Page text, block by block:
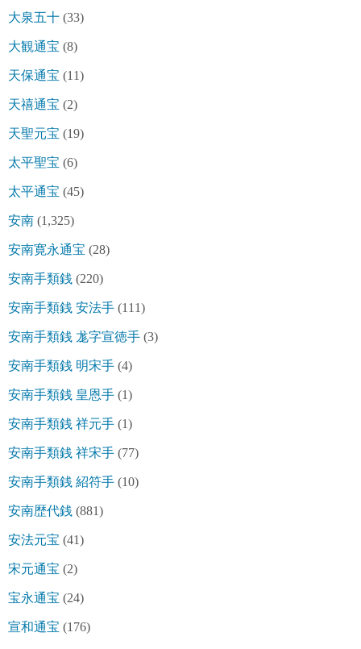
大泉五十 (33)
大観通宝 (8)
天保通宝 (11)
天禧通宝 (2)
天聖元宝 (19)
太平聖宝 (6)
太平通宝 (45)
安南 (1,325)
安南寛永通宝 (28)
安南手類銭 (220)
安南手類銭 安法手 (111)
安南手類銭 尨字宣徳手 (3)
安南手類銭 明宋手 (4)
安南手類銭 皇恩手 (1)
安南手類銭 祥元手 (1)
安南手類銭 祥宋手 (77)
安南手類銭 紹符手 (10)
安南歴代銭 (881)
安法元宝 (41)
宋元通宝 (2)
宝永通宝 (24)
宣和通宝 (176)